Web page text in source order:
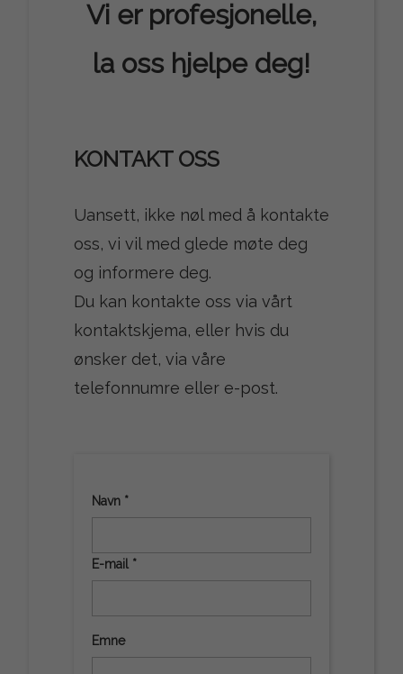
Vi er profesjonelle,
la oss hjelpe deg!
KONTAKT OSS
Uansett, ikke nøl med å kontakte
oss, vi vil med glede møte deg
og informere deg.
Du kan kontakte oss via vårt
kontaktskjema, eller hvis du
ønsker det, via våre
telefonnumre eller e-post.
Navn *
E-mail *
Emne